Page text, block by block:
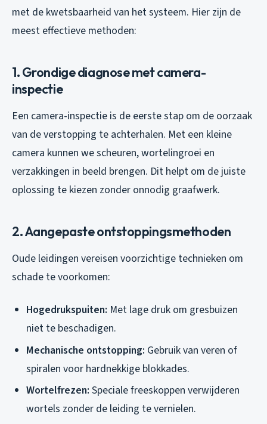
met de kwetsbaarheid van het systeem. Hier zijn de
meest effectieve methoden:
1. Grondige diagnose met camera-
inspectie
Een camera-inspectie is de eerste stap om de oorzaak
van de verstopping te achterhalen. Met een kleine
camera kunnen we scheuren, wortelingroei en
verzakkingen in beeld brengen. Dit helpt om de juiste
oplossing te kiezen zonder onnodig graafwerk.
2. Aangepaste ontstoppingsmethoden
Oude leidingen vereisen voorzichtige technieken om
schade te voorkomen:
Hogedrukspuiten: Met lage druk om gresbuizen
niet te beschadigen.
Mechanische ontstopping: Gebruik van veren of
spiralen voor hardnekkige blokkades.
Wortelfrezen: Speciale freeskoppen verwijderen
wortels zonder de leiding te vernielen.